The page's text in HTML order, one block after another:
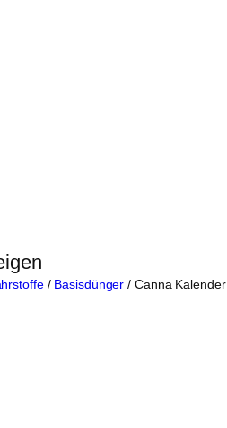
/ Basisdünger / Canna